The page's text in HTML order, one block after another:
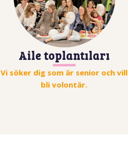
Aile toplantıları
Vi söker dig som är senior och vill
bli volontär.